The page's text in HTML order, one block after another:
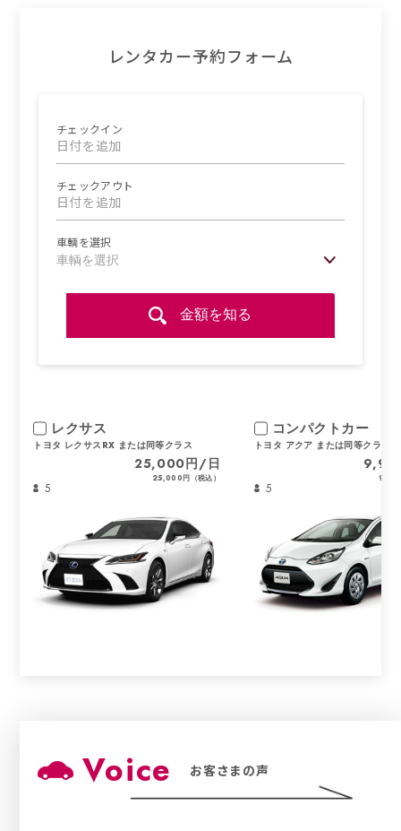
レンタカー予約フォーム
チェックイン
日付を追加
チェックアウト
日付を追加
車輌を選択
金額を知る
レクサス
トヨタ レクサスRX または同等クラス
25,000円/日
25,000円（税込）
5
コンパクトカー
トヨタ アクア または同等クラス
5
Voice お客さまの声